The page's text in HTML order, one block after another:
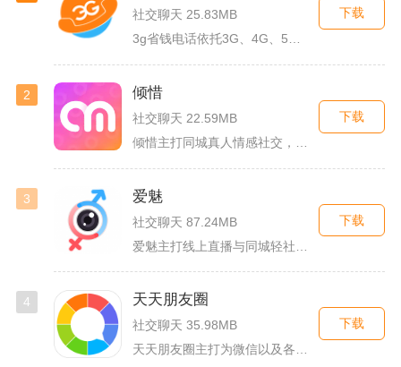
社交聊天 25.83MB
下载
2 倾惜
社交聊天 22.59MB
下载
3 爱魅
社交聊天 87.24MB
下载
4 天天朋友圈
社交聊天 35.98MB
天天朋友圈主打为微信以及各类社交平台提供全套发圈素材，涵盖文...
下载